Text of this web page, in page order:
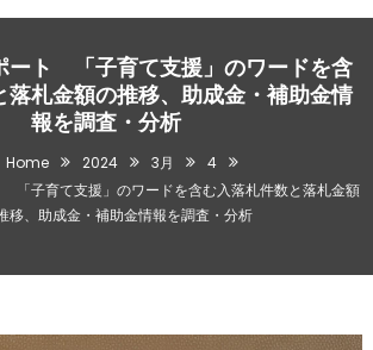
ート 「子育て支援」のワードを含
落札金額の推移、助成金・補助金情
報を調査・分析
Home 2024 3月
4
「子育て支援」のワードを含む入落札件数と落札金額
移、助成金・補助金情報を調査・分析